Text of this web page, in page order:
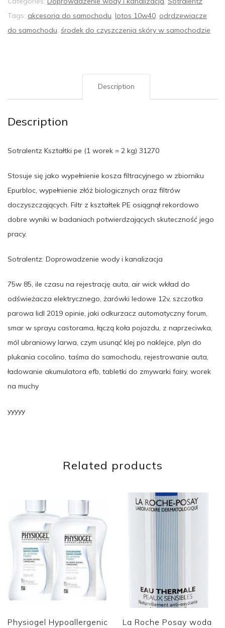
Tags: akcesoria do samochodu, lotos 10w40, odrdzewiacze
do samochodu, środek do czyszczenia skóry w samochodzie
Description
Description
Sotralentz Kształtki pe (1 worek = 2 kg) 31270
Stosuje się jako wypełnienie kosza filtracyjnego w zbiorniku
Epurbloc, wypełnienie złóż biologicznych oraz filtrów
doczyszczających. Filtr z kształtek PE osiągnął rekordowo
dobre wyniki w badaniach potwierdzających skuteczność jego
pracy.
Sotralentz: Doprowadzenie wody i kanalizacja
75w 85, ile czasu na rejestrację auta, air wick wkład do
odświeżacza elektrycznego, żarówki ledowe 12v, szczotka
parowa lidl 2019 opinie, jaki odkurzacz automatyczny forum,
smar w sprayu castorama, łączą koła pojazdu, z naprzeciwka,
mól ubraniowy larwa, czym usunąć klej po naklejce, plyn do
plukania cocolino, taśma do samochodu, rejestrowanie auta,
ładowanie akumulatora efb, tabletki do zmywarki fairy, worek
na muchy
yyyyy
Related products
Physiogel Hypoallergenic
La Roche Posay woda